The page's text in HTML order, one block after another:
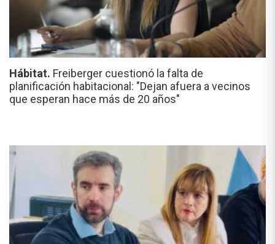
Hábitat. Freiberger cuestionó la falta de
planificación habitacional: "Dejan afuera a vecinos
que esperan hace más de 20 años"